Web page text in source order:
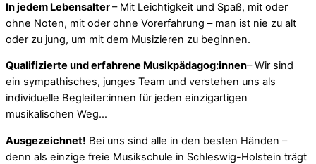
In jedem Lebensalter– Mit Leichtigkeit und Spaß, mit oder
ohne Noten, mit oder ohne Vorerfahrung – man ist nie zu alt
oder zu jung, um mit dem Musizieren zu beginnen.
Qualifizierte und erfahrene Musikpädagog:innen– Wir sind
ein sympathisches, junges Team und verstehen uns als
individuelle Begleiter:innen für jeden einzigartigen
musikalischen Weg…
Ausgezeichnet! Bei uns sind alle in den besten Händen –
denn als einzige freie Musikschule in Schleswig-Holstein trägt